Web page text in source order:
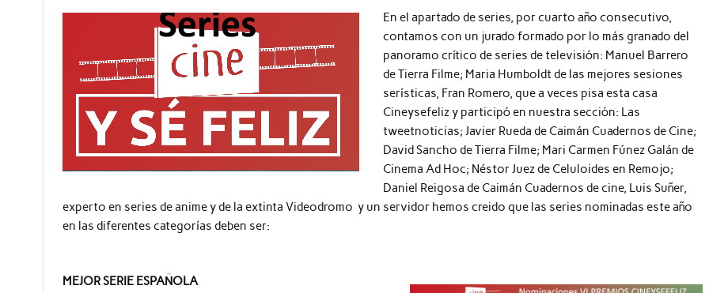
En el apartado de series, por cuarto año consecutivo,
contamos con un jurado formado por lo más granado del
panoramo crítico de series de televisión: Manuel Barrero
de Tierra Filme; Maria Humboldt de las mejores sesiones
serísticas, Fran Romero, que a veces pisa esta casa
Cineysefeliz y participó en nuestra sección: Las
tweetnoticias; Javier Rueda de Caimán Cuadernos de Cine;
David Sancho de Tierra Filme; Mari Carmen Fúnez Galán de
Cinema Ad Hoc; Néstor Juez de Celuloides en Remojo;
Daniel Reigosa de Caimán Cuadernos de cine, Luis Suñer,
experto en series de anime y de la extinta Videodromo y un servidor hemos creido que las series nominadas este año
en las diferentes categorías deben ser:
MEJOR SERIE ESPAÑOLA